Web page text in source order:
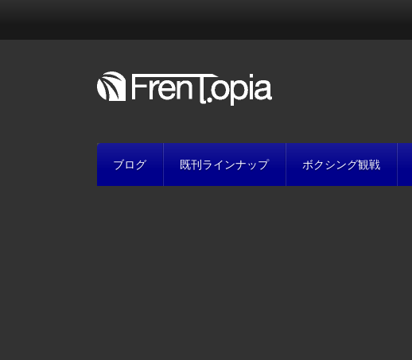
ブログ 既刊ラインナップ ボクシング観戦